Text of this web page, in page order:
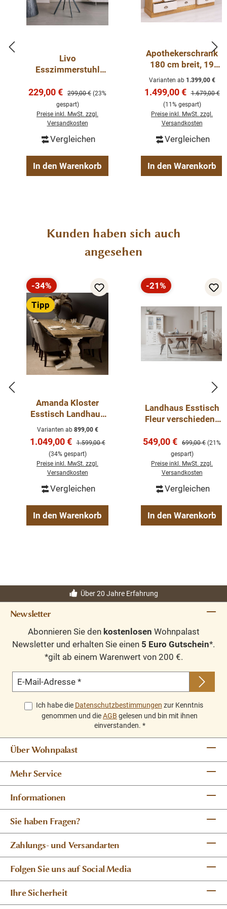
Livo
Esszimmerstuhl
Armlehnen in
verschiedenen
Farben Stuhl Sessel
Verkaufspreis:
229,00 € Regulärer Preis:
299,00 € (23%
gespart)
Preise inkl. MwSt. zzgl.
Versandkosten
Vergleichen
In den Warenkorb
Apothekerschrank
180 cm breit, 19
Schubladen
Kommode Landhaus
Varianten ab1.399,00 €
Verkaufspreis:
1.499,00 € Regulärer
1.679,00 €
(11% gespart)
Preise inkl. MwSt. zzgl.
Versandkosten
Vergleichen
In den Warenkorb
Produktgalerie überspringen
Kunden haben sich auch
angesehen
Rabatt
-34%
Tipp
Amanda Kloster
Esstisch Landhaus
Tisch
Esszimmertisch in 2
Größen
Varianten ab899,00 €
Verkaufspreis:
1.049,00 € Regulärer Preis:
1.599,00 €
(34% gespart)
Preise inkl. MwSt. zzgl.
Versandkosten
Vergleichen
In den Warenkorb
Rabatt
-21%
Landhaus Esstisch
Fleur verschiedene
cm
Verkaufspreis:
549,00 € Regulärer Preis:
699,00 € (21%
gespart)
Preise inkl. MwSt. zzgl.
Versandkosten
Vergleichen
In den Warenkorb
Über 20 Jahre Erfahrung
Newsletter
Abonnieren Sie den kostenlosen Wohnpalast
Newsletter und erhalten Sie einen 5 Euro Gutschein*.
*gilt ab einem Warenwert von 200 €.
E-Mail-Adresse *
Ich habe die Datenschutzbestimmungen zur Kenntnis
genommen und dieAGB gelesen und bin mit ihnen
einverstanden. *
Über Wohnpalast
Mehr Service
Informationen
Sie haben Fragen?
Zahlungs- und Versandarten
Folgen Sie uns auf Social Media
Ihre Sicherheit